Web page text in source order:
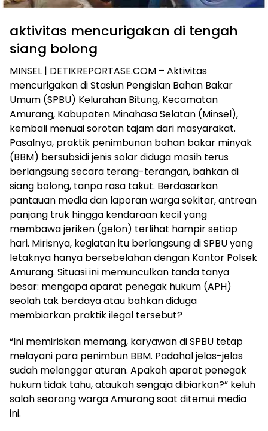
aktivitas mencurigakan di tengah
siang bolong
MINSEL | DETIKREPORTASE.COM – Aktivitas
mencurigakan di Stasiun Pengisian Bahan Bakar
Umum (SPBU) Kelurahan Bitung, Kecamatan
Amurang, Kabupaten Minahasa Selatan (Minsel),
kembali menuai sorotan tajam dari masyarakat.
Pasalnya, praktik penimbunan bahan bakar minyak
(BBM) bersubsidi jenis solar diduga masih terus
berlangsung secara terang-terangan, bahkan di
siang bolong, tanpa rasa takut. Berdasarkan
pantauan media dan laporan warga sekitar, antrean
panjang truk hingga kendaraan kecil yang
membawa jeriken (gelon) terlihat hampir setiap
hari. Mirisnya, kegiatan itu berlangsung di SPBU yang
letaknya hanya bersebelahan dengan Kantor Polsek
Amurang. Situasi ini memunculkan tanda tanya
besar: mengapa aparat penegak hukum (APH)
seolah tak berdaya atau bahkan diduga
membiarkan praktik ilegal tersebut?
“Ini memiriskan memang, karyawan di SPBU tetap
melayani para penimbun BBM. Padahal jelas-jelas
sudah melanggar aturan. Apakah aparat penegak
hukum tidak tahu, ataukah sengaja dibiarkan?” keluh
salah seorang warga Amurang saat ditemui media
ini.